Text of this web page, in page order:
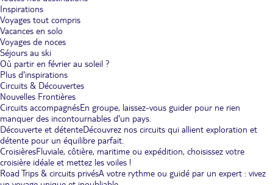
Inspirations
Voyages tout compris
Vacances en solo
Voyages de noces
Séjours au ski
Où partir en février au soleil ?
Plus d'inspirations
Circuits & Découvertes
Nouvelles Frontières
Circuits accompagnésEn groupe, laissez-vous guider pour ne rien
manquer des incontournables d'un pays.
Découverte et détenteDécouvrez nos circuits qui allient exploration et
détente pour un équilibre parfait.
CroisièresFluviale, côtière, maritime ou expédition, choisissez votre
croisière idéale et mettez les voiles !
Road Trips & circuits privésA votre rythme ou guidé par un expert : vivez